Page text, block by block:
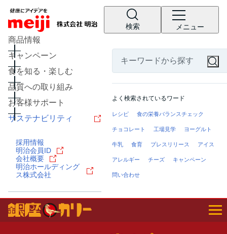
検索 メニュー
商品情報
キャンペーン
食を知る・楽しむ
品質への取り組み
お客様サポート
サステナビリティ
採用情報
明治会員ID
会社概要
明治ホールディング
ス株式会社
よく検索されているワード
レシピ 食の栄養バランスチェック
チョコレート 工場見学 ヨーグルト
牛乳 食育 プレスリリース アイス
アレルギー チーズ キャンペーン
問い合わせ